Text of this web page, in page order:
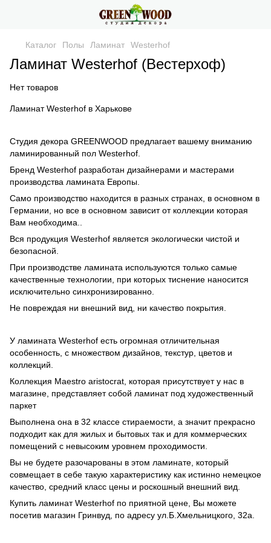
Каталог Полы Ламинат Westerhof
Ламинат Westerhof (Вестерхоф)
Нет товаров
Ламинат Westerhof в Харькове
Студия декора GREENWOOD предлагает вашему вниманию
ламинированный пол Westerhof.
Бренд Westerhof разработан дизайнерами и мастерами
производства ламината Европы.
Само производство находится в разных странах, в основном в
Германии, но все в основном зависит от коллекции которая
Вам необходима..
Вся продукция Westerhof является экологически чистой и
безопасной.
При производстве ламината используются только самые
качественные технологии, при которых тиснение наносится
исключительно синхронизированно.
Не повреждая ни внешний вид, ни качество покрытия.
У ламината Westerhof есть огромная отличительная
особенность, с множеством дизайнов, текстур, цветов и
коллекций.
Коллекция Мaestro aristocrat, которая присутствует у нас в
магазине, представляет собой ламинат под художественный
паркет
Выполнена она в 32 классе стираемости, а значит прекрасно
подходит как для жилых и бытовых так и для коммерческих
помещений с невысоким уровнем проходимости.
Вы не будете разочарованы в этом ламинате, который
совмещает в себе такую характеристику как истинно немецкое
качество, средний класс цены и роскошный внешний вид.
Купить ламинат Westerhof по приятной цене, Вы можете
посетив магазин Гринвуд, по адресу ул.Б.Хмельницкого, 32а.